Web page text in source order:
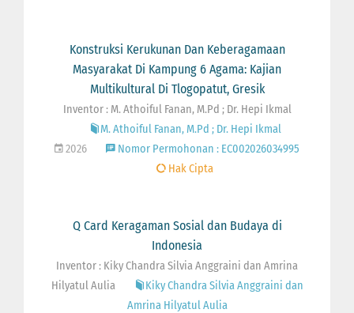
Konstruksi Kerukunan Dan Keberagamaan
Masyarakat Di Kampung 6 Agama: Kajian
Multikultural Di Tlogopatut, Gresik
Inventor : M. Athoiful Fanan, M.Pd ; Dr. Hepi Ikmal
M. Athoiful Fanan, M.Pd ; Dr. Hepi Ikmal
2026
Nomor Permohonan : EC002026034995
Hak Cipta
Q Card Keragaman Sosial dan Budaya di
Indonesia
Inventor : Kiky Chandra Silvia Anggraini dan Amrina
Hilyatul Aulia
Kiky Chandra Silvia Anggraini dan
Amrina Hilyatul Aulia